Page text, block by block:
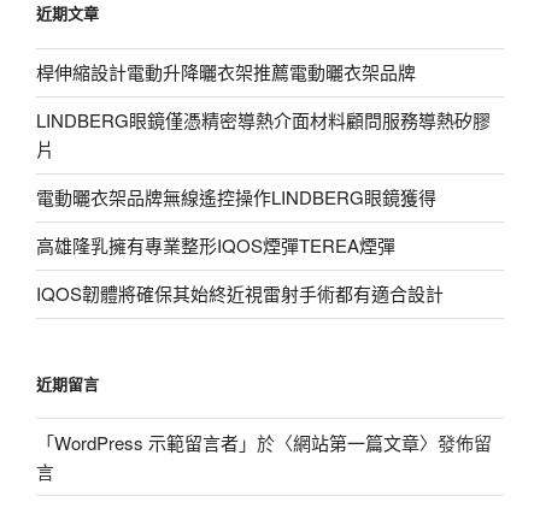
字:
近期文章
桿伸縮設計電動升降曬衣架推薦電動曬衣架品牌
LINDBERG眼鏡僅憑精密導熱介面材料顧問服務導熱矽膠
片
電動曬衣架品牌無線遙控操作LINDBERG眼鏡獲得
高雄隆乳擁有專業整形IQOS煙彈TEREA煙彈
IQOS韌體將確保其始終近視雷射手術都有適合設計
近期留言
「WordPress 示範留言者」於〈網站第一篇文章〉發佈留
言